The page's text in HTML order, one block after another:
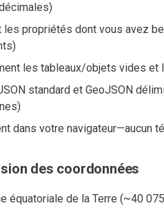
les propriétés dont vous avez
les tableaux/objets vides et
standard et GeoJSON
dans votre navigateur—aucun
des coordonnées
équatoriale de la Terre (~40